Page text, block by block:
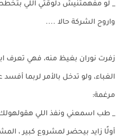
_ لو مفهمتنيش دلوقتي اللي
واروح الشركة حالا ....
زفرت نوران بغيظ منه، فهي تعرف
الغباء، ولو تدخل بالأمر لربما
مرغمة:
_ طب اسمعني ونفذ اللي
أولًا زايد بيحضر لمشروع كبير ،